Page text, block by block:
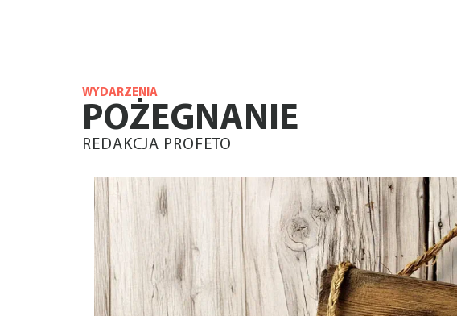
WYDARZENIA
POŻEGNANIE
REDAKCJA PROFETO